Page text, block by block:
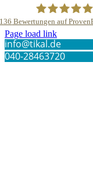
TIKAL
136 Bewertungen auf
Page load link
info@tikal.de
040-28463720